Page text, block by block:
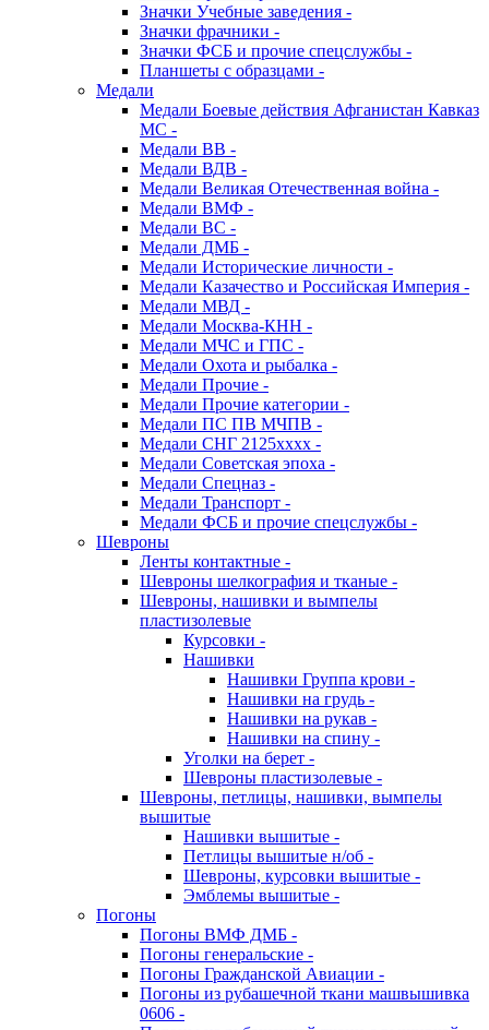
Значки Учебные заведения -
Значки фрачники -
Значки ФСБ и прочие спецслужбы -
Планшеты с образцами -
Медали
Медали Боевые действия Афганистан Кавказ
МС -
Медали ВВ -
Медали ВДВ -
Медали Великая Отечественная война -
Медали ВМФ -
Медали ВС -
Медали ДМБ -
Медали Исторические личности -
Медали Казачество и Российская Империя -
Медали МВД -
Медали Москва-КНН -
Медали МЧС и ГПС -
Медали Охота и рыбалка -
Медали Прочие -
Медали Прочие категории -
Медали ПС ПВ МЧПВ -
Медали СНГ 2125хххх -
Медали Советская эпоха -
Медали Спецназ -
Медали Транспорт -
Медали ФСБ и прочие спецслужбы -
Шевроны
Ленты контактные -
Шевроны шелкография и тканые -
Шевроны, нашивки и вымпелы
пластизолевые
Курсовки -
Нашивки
Нашивки Группа крови -
Нашивки на грудь -
Нашивки на рукав -
Нашивки на спину -
Уголки на берет -
Шевроны пластизолевые -
Шевроны, петлицы, нашивки, вымпелы
вышитые
Нашивки вышитые -
Петлицы вышитые н/об -
Шевроны, курсовки вышитые -
Эмблемы вышитые -
Погоны
Погоны ВМФ ДМБ -
Погоны генеральские -
Погоны Гражданской Авиации -
Погоны из рубашечной ткани машвышивка
0606 -